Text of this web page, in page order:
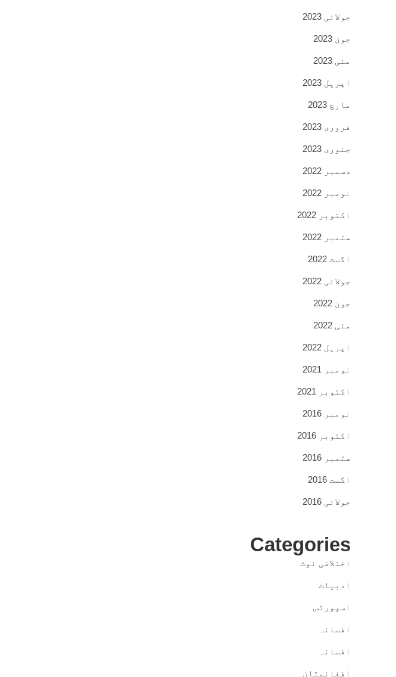
جولائی 2023
جون 2023
مئی 2023
اپریل 2023
مارچ 2023
فروری 2023
جنوری 2023
دسمبر 2022
نومبر 2022
اکتوبر 2022
ستمبر 2022
اگست 2022
جولائی 2022
جون 2022
مئی 2022
اپریل 2022
نومبر 2021
اکتوبر 2021
نومبر 2016
اکتوبر 2016
ستمبر 2016
اگست 2016
جولائی 2016
Categories
اختلافی نوٹ
ادبیات
اسپورٹس
افسانہ
افسانہ
افغانستان